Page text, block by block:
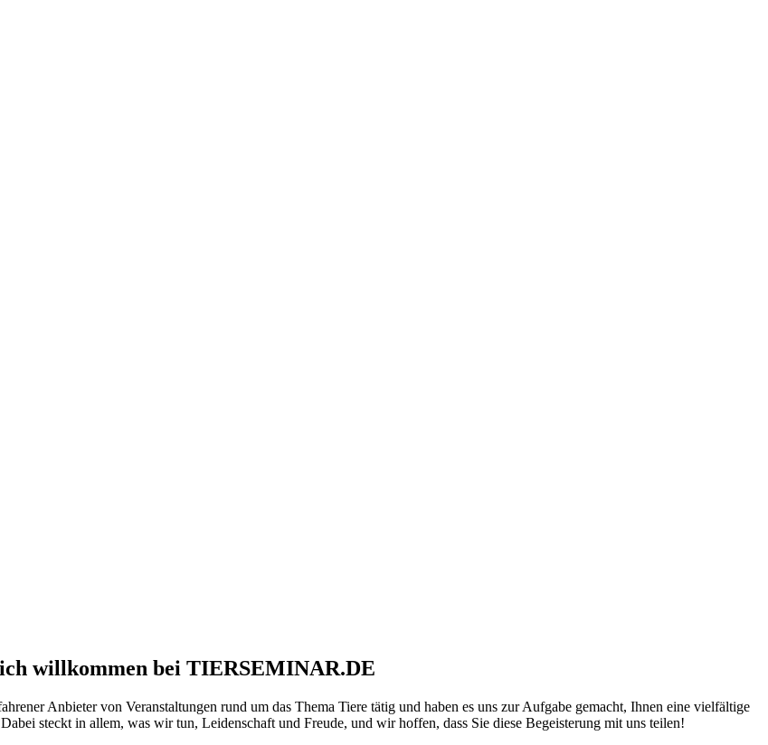
willkommen bei TIERSEMINAR.DE
Anbieter von Veranstaltungen rund um das Thema Tiere tätig und haben es uns zur Aufgabe gemacht, Ihnen eine vielfältige
steckt in allem, was wir tun, Leidenschaft und Freude, und wir hoffen, dass Sie diese Begeisterung mit uns teilen!